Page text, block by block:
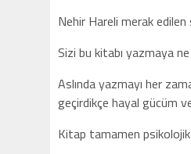
Nehir Hareli merak edilen
Sizi bu kitabı yazmaya
Aslında yazmayı her
geçirdikçe hayal gücüm
Kitap tamamen